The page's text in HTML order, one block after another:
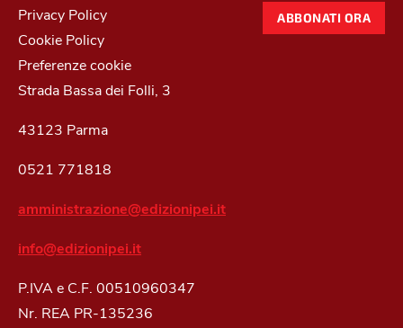
Privacy Policy
Cookie Policy
Preferenze cookie
ABBONATI ORA
Strada Bassa dei Folli, 3
43123 Parma
0521 771818
amministrazione@edizionipei.it
info@edizionipei.it
P.IVA e C.F. 00510960347
Nr. REA PR-135236